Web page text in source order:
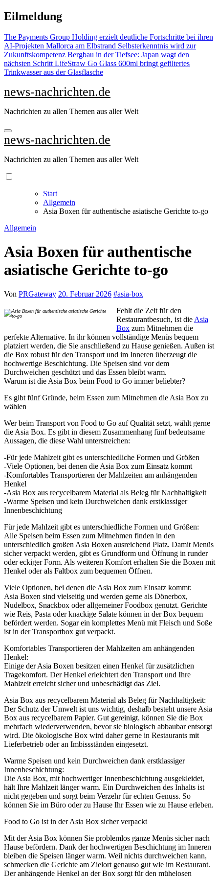
Zu
Inhalten
Eilmeldung
The Payments Group Holding erzielt deutliche Fortschritte bei ihren
AI-Projekten Mallorca am Elbstrand Selbsterkenntnis wird zur
Zukunftskompetenz Bergbau in der Tiefsee: Japan wagt den
nächsten Schritt LifeStraw Go Glass 600ml bringt gefiltertes
Trinkwasser aus der Glasflasche
news-nachrichten.de
Nachrichten zu allen Themen aus aller Welt
news-nachrichten.de
Nachrichten zu allen Themen aus aller Welt
Start
Allgemein
Asia Boxen für authentische asiatische Gerichte to-go
Allgemein
Asia Boxen für authentische
asiatische Gerichte to-go
Von PRGateway 20. Februar 2026 #asia-box
Fehlt die Zeit für den
Restaurantbesuch, ist die Asia
Box zum Mitnehmen die
perfekte Alternative. In ihr können vollständige Menüs bequem
platziert werden, die Sie anschließend zu Hause genießen. Außen ist
die Box robust für den Transport und im Inneren überzeugt die
hochwertige Beschichtung. Die Speisen sind vor dem
Durchweichen geschützt und das Essen bleibt warm.
Warum ist die Asia Box beim Food to Go immer beliebter?
Es gibt fünf Gründe, beim Essen zum Mitnehmen die Asia Box zu
wählen
Wer beim Transport von Food to Go auf Qualität setzt, wählt gerne
die Asia Box. Es gibt in diesem Zusammenhang fünf bedeutsame
Aussagen, die diese Wahl unterstreichen:
-Für jede Mahlzeit gibt es unterschiedliche Formen und Größen
-Viele Optionen, bei denen die Asia Box zum Einsatz kommt
-Komfortables Transportieren der Mahlzeiten am anhängenden
Henkel
-Asia Box aus recycelbarem Material als Beleg für Nachhaltigkeit
-Warme Speisen und kein Durchweichen dank erstklassiger
Innenbeschichtung
Für jede Mahlzeit gibt es unterschiedliche Formen und Größen:
Alle Speisen beim Essen zum Mitnehmen finden in den
unterschiedlich großen Asia Boxen ausreichend Platz. Damit Menüs
sicher verpackt werden, gibt es Grundform und Öffnung in runder
oder eckiger Form. Als weiteren Komfort erhalten Sie die Boxen mit
Henkel oder als Faltbox zum bequemen Öffnen.
Viele Optionen, bei denen die Asia Box zum Einsatz kommt:
Asia Boxen sind vielseitig und werden gerne als Dönerbox,
Nudelbox, Snackbox oder allgemeiner Foodbox genutzt. Gerichte
wie Reis, Pasta oder knackige Salate können in der Box bequem
befördert werden. Sogar ein komplettes Menü mit Fleisch und Soße
ist in der Transportbox gut verpackt.
Komfortables Transportieren der Mahlzeiten am anhängenden
Henkel:
Einige der Asia Boxen besitzen einen Henkel für zusätzlichen
Tragekomfort. Der Henkel erleichtert den Transport und Ihre
Mahlzeit erreicht sicher und unbeschädigt das Ziel.
Asia Box aus recycelbarem Material als Beleg für Nachhaltigkeit:
Der Schutz der Umwelt ist uns wichtig, deshalb besteht unsere Asia
Box aus recycelbarem Papier. Gut gereinigt, können Sie die Box
mehrfach wiederverwenden, bevor sie biologisch abbaubar entsorgt
wird. Die ökologische Box wird daher gerne in Restaurants mit
Lieferbetrieb oder an Imbissständen eingesetzt.
Warme Speisen und kein Durchweichen dank erstklassiger
Innenbeschichtung:
Die Asia Box, mit hochwertiger Innenbeschichtung ausgekleidet,
hält Ihre Mahlzeit länger warm. Ein Durchweichen des Inhalts ist
nicht gegeben und sorgt beim Verzehr für echten Genuss. So
können Sie im Büro oder zu Hause Ihr Essen wie zu Hause erleben.
Food to Go ist in der Asia Box sicher verpackt
Mit der Asia Box können Sie problemlos ganze Menüs sicher nach
Hause befördern. Dank der hochwertigen Beschichtung im Inneren
bleiben die Speisen länger warm. Weil nichts durchweichen kann,
schmecken die Gerichte am Zielort genauso gut wie im Restaurant.
Der anhängende Henkel an der Box sorgt für den mühelosen